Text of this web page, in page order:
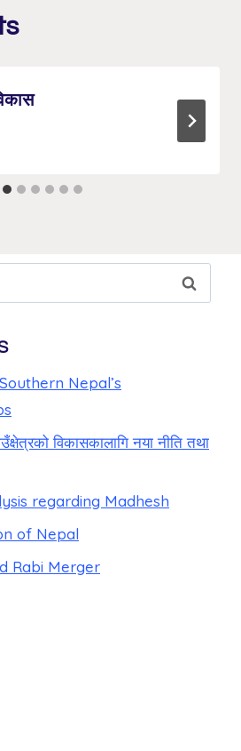
Nepal’s
विकासकालागि नया नीति तथा
regarding Madhesh
of Nepal
Rabi Merger